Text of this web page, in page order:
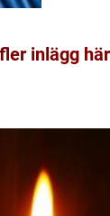
inlägg här